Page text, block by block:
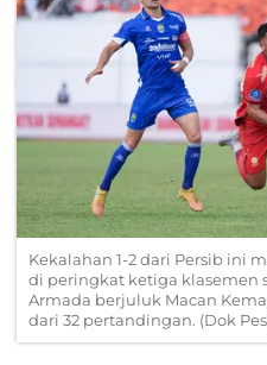
Kekalahan 1-2 dari Persib ini
di peringkat ketiga klasemen
Armada berjuluk Macan
dari 32 pertandingan. (Dok